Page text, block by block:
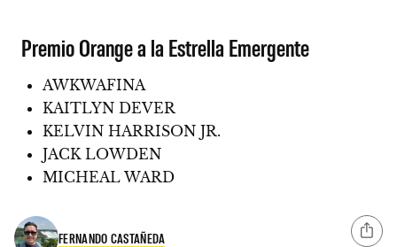
Premio Orange a la Estrella Emergente
AWKWAFINA
KAITLYN DEVER
KELVIN HARRISON JR.
JACK LOWDEN
MICHEAL WARD
FERNANDO CASTAÑEDA